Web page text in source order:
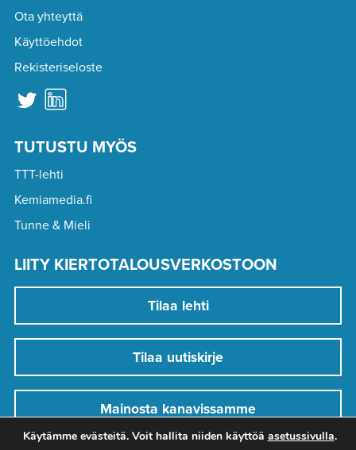
Ota yhteyttä
Käyttöehdot
Rekisteriseloste
TUTUSTU MYÖS
TTT-lehti
Kemiamedia.fi
Tunne & Mieli
LIITY KIERTOTALOUSVERKOSTOON
Tilaa lehti
Tilaa uutiskirje
Mainosta kanavissamme
Käytämme evästeitä. Voit hallita niiden käyttöä asetussivulla.